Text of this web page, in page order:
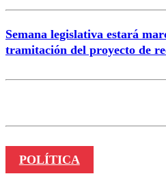
Semana legislativa estará
tramitación del proyecto de
POLÍTICA